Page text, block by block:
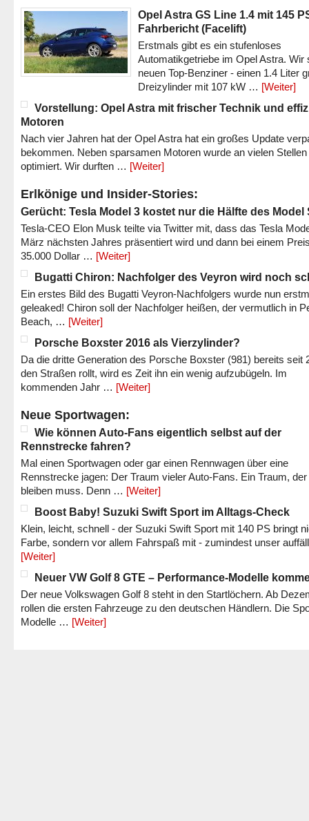
Opel Astra GS Line 1.4 mit 145
Fahrbericht (Facelift)
Erstmals gibt es ein stufenloses
Automatikgetriebe im Opel Astra. Wir
neuen Top-Benziner - einen 1.4 Liter
Dreizylinder mit 107 kW … [Weiter]
Vorstellung: Opel Astra mit frischer Technik und
Motoren
Nach vier Jahren hat der Opel Astra hat ein großes Update
bekommen. Neben sparsamen Motoren wurde an vielen Stellen
optimiert. Wir durften … [Weiter]
Erlkönige und Insider-Stories:
Gerücht: Tesla Model 3 kostet nur die Hälfte des Model
Tesla-CEO Elon Musk teilte via Twitter mit, dass das Tesla
März nächsten Jahres präsentiert wird und dann bei einem
35.000 Dollar … [Weiter]
Bugatti Chiron: Nachfolger des Veyron wird noch
Ein erstes Bild des Bugatti Veyron-Nachfolgers wurde nun
geleaked! Chiron soll der Nachfolger heißen, der vermutlich in
Beach, … [Weiter]
Porsche Boxster 2016 als Vierzylinder?
Da die dritte Generation des Porsche Boxster (981) bereits seit
den Straßen rollt, wird es Zeit ihn ein wenig aufzubügeln. Im
kommenden Jahr … [Weiter]
Neue Sportwagen:
Wie können Auto-Fans eigentlich selbst auf der
Rennstrecke fahren?
Mal einen Sportwagen oder gar einen Rennwagen über eine
Rennstrecke jagen: Der Traum vieler Auto-Fans. Ein Traum,
bleiben muss. Denn … [Weiter]
Boost Baby! Suzuki Swift Sport im Alltags-Check
Klein, leicht, schnell - der Suzuki Swift Sport mit 140 PS bringt
Farbe, sondern vor allem Fahrspaß mit - zumindest unser
[Weiter]
Neuer VW Golf 8 GTE – Performance-Modelle
Der neue Volkswagen Golf 8 steht in den Startlöchern. Ab
rollen die ersten Fahrzeuge zu den deutschen Händlern. Die
Modelle … [Weiter]